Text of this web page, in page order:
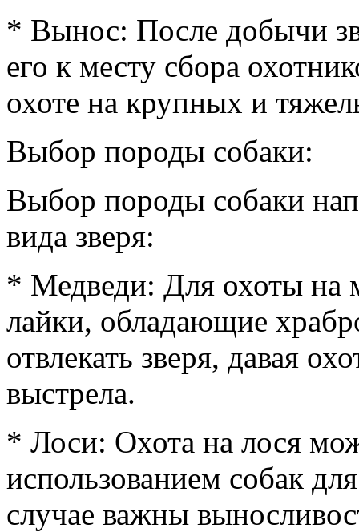
* Вынос: После добычи
его к месту сбора
охоте на крупных и
Выбор породы собаки:
Выбор породы собаки
вида зверя:
* Медведи: Для охоты на
лайки, обладающие
отвлекать зверя, давая
выстрела.
* Лоси: Охота на лося
использованием собак
случае важны